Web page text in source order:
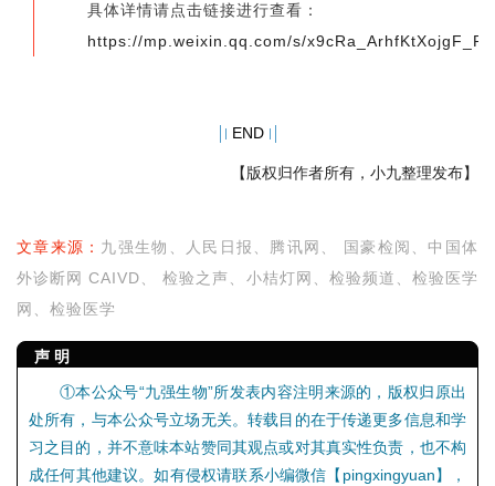
具体详情请点击链接进行查看：
https://mp.weixin.qq.com/s/
END
【版权归作者所有，小九整理发布】
文章来源： 九强生物、人民日报、 腾讯网、 国豪检阅、中国体
外诊断网 CAIVD、 检验之声、小桔灯网、检验频道、检验医学
网、检验医学
声 明
①本公众号“九强生物”所发表内容注明来源的，版权归原出
处所有，与本公众号立场无关。转载目的在于传递更多信息和学
习之目的，并不意味本站赞同其观点或对其真实性负责，也不构
成任何其他建议。如有侵权请联系小编微信【pingxingyuan】，